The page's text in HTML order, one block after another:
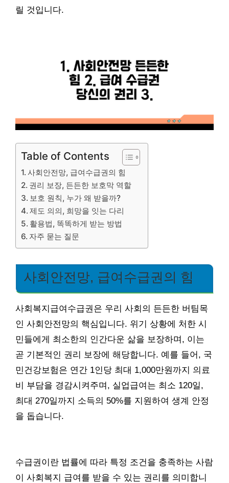
릴 것입니다.
Table of Contents
사회안전망, 급여수급권의 힘
권리 보장, 든든한 보호막 역할
보호 원칙, 누가 왜 받을까?
제도 의의, 희망을 잇는 다리
활용법, 똑똑하게 받는 방법
자주 묻는 질문
사회안전망, 급여수급권의 힘
사회복지급여수급권은 우리 사회의 든든한 버팀목
인 사회안전망의 핵심입니다. 위기 상황에 처한 시
민들에게 최소한의 인간다운 삶을 보장하며, 이는
곧 기본적인 권리 보장에 해당합니다. 예를 들어, 국
민건강보험은 연간 1인당 최대 1,000만원까지 의료
비 부담을 경감시켜주며, 실업급여는 최소 120일,
최대 270일까지 소득의 50%를 지원하여 생계 안정
을 돕습니다.
수급권이란 법률에 따라 특정 조건을 충족하는 사람
이 사회복지 급여를 받을 수 있는 권리를 의미합니